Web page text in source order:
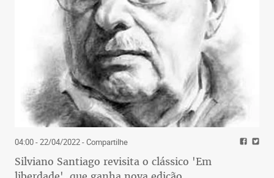
04:00 - 22/04/2022- Compartilhe
Silviano Santiago revisita o clássico 'Em